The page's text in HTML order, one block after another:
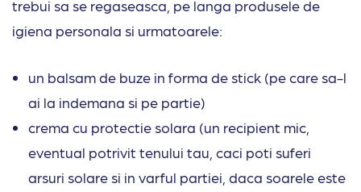
trebui sa se regaseasca, pe langa produsele de
igiena personala si urmatoarele:
un balsam de buze in forma de stick (pe care sa-l
ai la indemana si pe partie)
crema cu protectie solara (un recipient mic,
eventual potrivit tenului tau, caci poti suferi
arsuri solare si in varful partiei, daca soarele este